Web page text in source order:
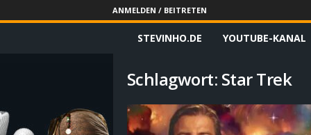
ANMELDEN / BEITRETEN
v
STEVINHO.DE YOUTUBE-KANAL
Schlagwort: Star Trek